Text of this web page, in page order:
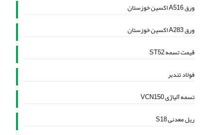
ورق A516 اکسین خوزستان
ورق A283 اکسین خوزستان
قیمت تسمه ST52
فولاد تندبر
تسمه آلیاژی VCN150
ریل معدنی S18